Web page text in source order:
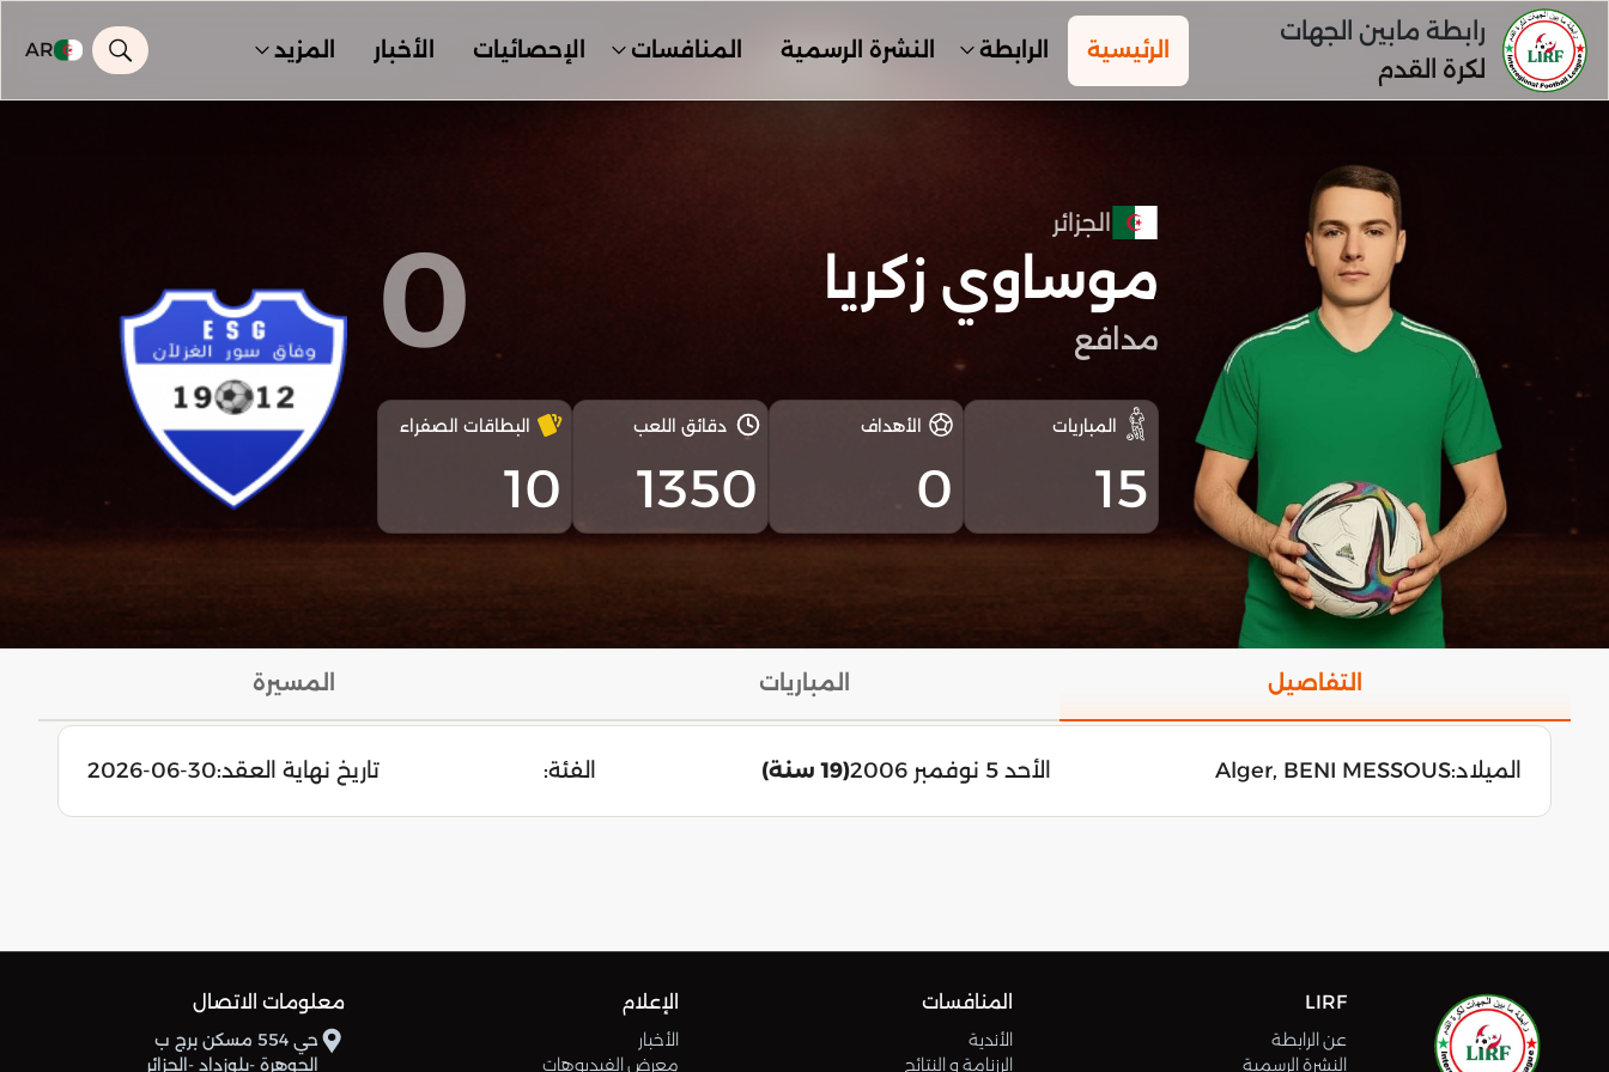
رابطة مابين الجهات
لكرة القدم
الرئيسية الرابطة النشرة الرسمية المنافسات الإحصائيات الأخبار المزيد AR
الجزائر
موساوي زكريا
مدافع
المباريات
15
الأهداف
0
دقائق اللعب
1350
البطاقات الصفراء
10
0
التفاصيل المباريات المسيرة
الميلاد:Alger, BENI MESSOUS الأحد 5 نوفمبر 2006 (19 سنة) الفئة: تاريخ نهاية العقد:2026-06-30
LIRF
عن الرابطة
النشرة الرسمية
المنافسات
الأندية
الرزنامة و النتائج
الإعلام
الأخبار
معرض الفيديوهات
معلومات الاتصال
حي 554 مسكن برج ب
الجوهرة -بلوزداد -الجزائر